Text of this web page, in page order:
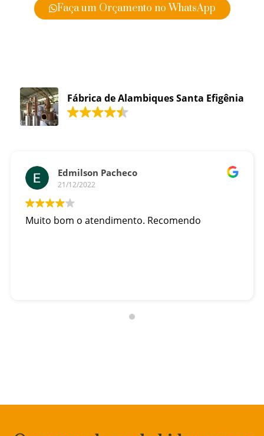
Faça um Orçamento no WhatsApp
Fábrica de Alambiques Santa Efigênia
Edmilson Pacheco
21/12/2022
Muito bom o atendimento. Recomendo